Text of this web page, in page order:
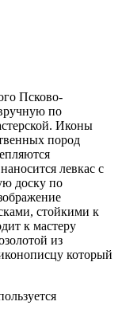
Псково-
по
Иконы
пород
левкас с
доску по
стойкими к
к мастеру
из
который